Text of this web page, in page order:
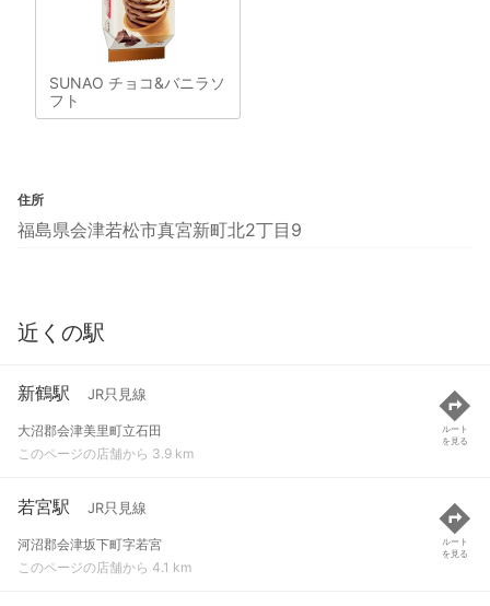
SUNAO チョコ&バニラソ
フト
住所
福島県会津若松市真宮新町北2丁目9
近くの駅
新鶴駅 JR只見線
大沼郡会津美里町立石田
このページの店舗から 3.9 km
ルート
を見る
若宮駅 JR只見線
河沼郡会津坂下町字若宮
このページの店舗から 4.1 km
ルート
を見る